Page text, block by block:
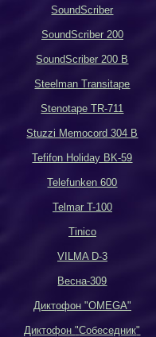
SoundScriber
SoundScriber 200
SoundScriber 200 B
Steelman Transitape
Stenotape TR-711
Stuzzi Memocord 304 B
Tefifon Holiday BK-59
Telefunken 600
Telmar T-100
Tinico
VILMA D-3
Весна-309
Диктофон "OMEGA"
Диктофон"Собеседник"